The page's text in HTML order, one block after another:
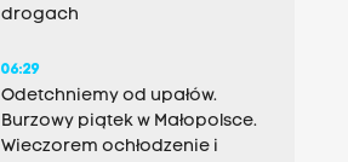
drogach
06:29
Odetchniemy od upałów.
Burzowy piątek w Małopolsce.
Wieczorem ochłodzenie i